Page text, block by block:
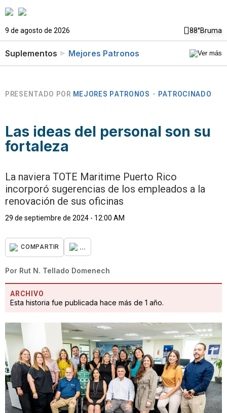
9 de agosto de 2026 88°Bruma
Suplementos Mejores Patronos
PRESENTADO POR MEJORES PATRONOS PATROCINADO
Las ideas del personal son su
fortaleza
La naviera TOTE Maritime Puerto Rico
incorporó sugerencias de los empleados a la
renovación de sus oficinas
29 de septiembre de 2024 - 12:00 AM
COMPARTIR ...
Por Rut N. Tellado Domenech
ARCHIVO
Esta historia fue publicada hace más de 1 año.